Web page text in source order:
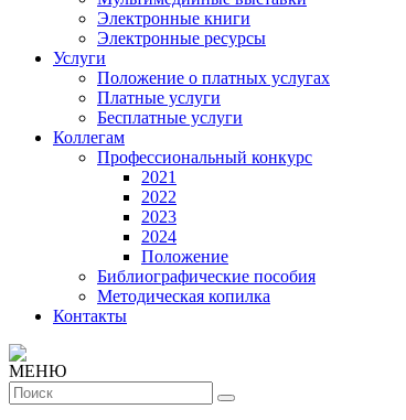
Электронные книги
Электронные ресурсы
Услуги
Положение о платных услугах
Платные услуги
Бесплатные услуги
Коллегам
Профессиональный конкурс
2021
2022
2023
2024
Положение
Библиографические пособия
Методическая копилка
Контакты
МЕНЮ